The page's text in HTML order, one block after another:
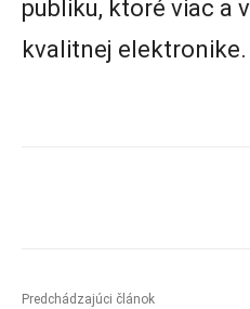
publiku, ktoré viac a
kvalitnej elektronike.
Predchádzajúci článok